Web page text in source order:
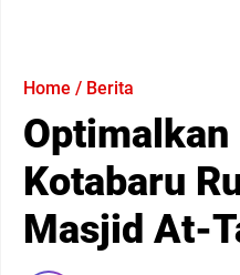
Home / Berita
Optimalkan
Kotabaru
Masjid At-